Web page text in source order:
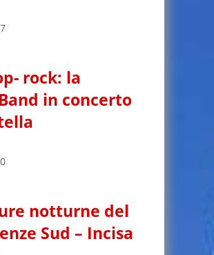
rock: la
in concerto
notturne del
Sud – Incisa